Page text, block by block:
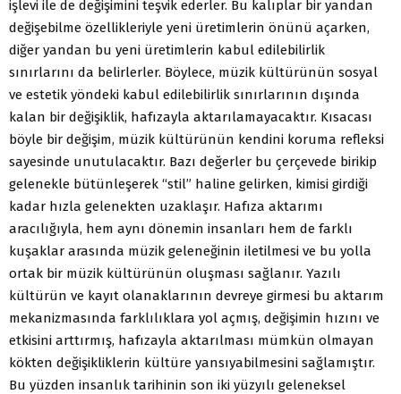
işlevi ile de değişimini teşvik ederler. Bu kalıplar bir yandan
değişebilme özellikleriyle yeni üretimlerin önünü açarken,
diğer yandan bu yeni üretimlerin kabul edilebilirlik
sınırlarını da belirlerler. Böylece, müzik kültürünün sosyal
ve estetik yöndeki kabul edilebilirlik sınırlarının dışında
kalan bir değişiklik, hafızayla aktarılamayacaktır. Kısacası
böyle bir değişim, müzik kültürünün kendini koruma refleksi
sayesinde unutulacaktır. Bazı değerler bu çerçevede birikip
gelenekle bütünleşerek “stil” haline gelirken, kimisi girdiği
kadar hızla gelenekten uzaklaşır. Hafıza aktarımı
aracılığıyla, hem aynı dönemin insanları hem de farklı
kuşaklar arasında müzik geleneğinin iletilmesi ve bu yolla
ortak bir müzik kültürünün oluşması sağlanır. Yazılı
kültürün ve kayıt olanaklarının devreye girmesi bu aktarım
mekanizmasında farklılıklara yol açmış, değişimin hızını ve
etkisini arttırmış, hafızayla aktarılması mümkün olmayan
kökten değişikliklerin kültüre yansıyabilmesini sağlamıştır.
Bu yüzden insanlık tarihinin son iki yüzyılı geleneksel